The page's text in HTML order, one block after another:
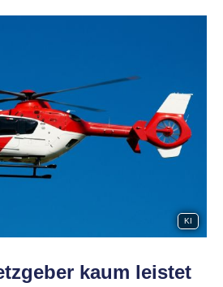
KI
kaum leistet